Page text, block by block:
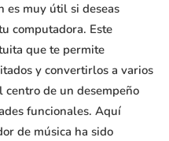
es muy útil si deseas
computadora. Este
que te permite
y convertirlos a varios
centro de un desempeño
funcionales. Aquí
de música ha sido